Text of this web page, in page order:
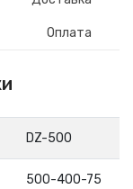
Оплата
DZ-500
500-400-75